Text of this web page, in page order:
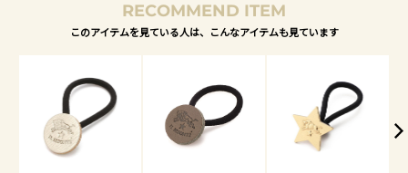
RECOMMEND ITEM
このアイテムを見ている人は、こんなアイテムも見ています